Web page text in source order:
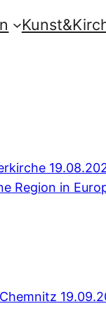
Region in